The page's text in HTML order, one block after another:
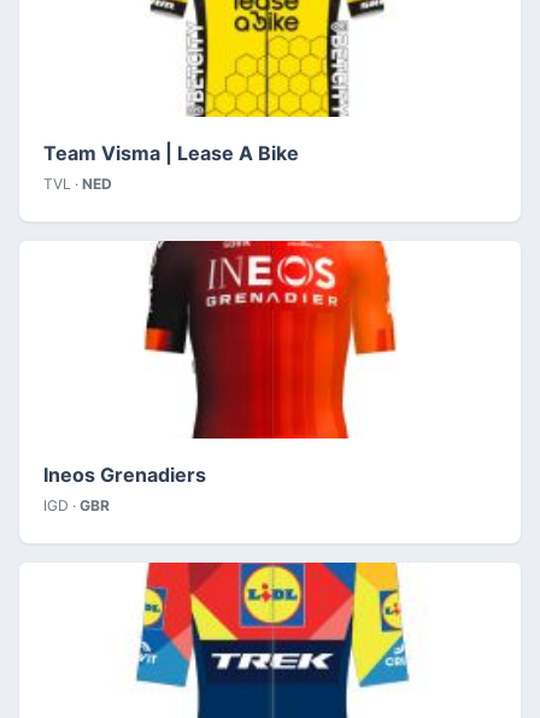
Team Visma | Lease A Bike
TVL · NED
Ineos Grenadiers
IGD · GBR